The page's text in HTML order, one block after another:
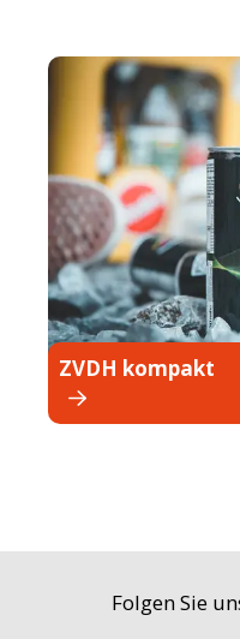
ZVDH kompakt
Folgen Sie